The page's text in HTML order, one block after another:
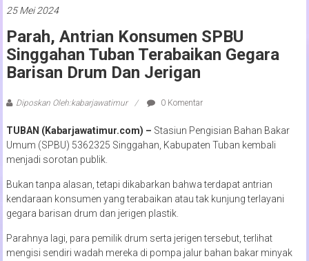
25 Mei 2024
Parah, Antrian Konsumen SPBU
Singgahan Tuban Terabaikan Gegara
Barisan Drum Dan Jerigan
Diposkan Oleh:kabarjawatimur 0 Komentar
TUBAN (Kabarjawatimur.com) – Stasiun Pengisian Bahan Bakar
Umum (SPBU) 5362325 Singgahan, Kabupaten Tuban kembali
menjadi sorotan publik.
Bukan tanpa alasan, tetapi dikabarkan bahwa terdapat antrian
kendaraan konsumen yang terabaikan atau tak kunjung terlayani
gegara barisan drum dan jerigen plastik.
Parahnya lagi, para pemilik drum serta jerigen tersebut, terlihat
mengisi sendiri wadah mereka di pompa jalur bahan bakar minyak